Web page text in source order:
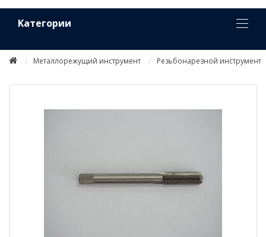
Kатегории
Металлорежущий инструмент Резьбонарезной инструмент